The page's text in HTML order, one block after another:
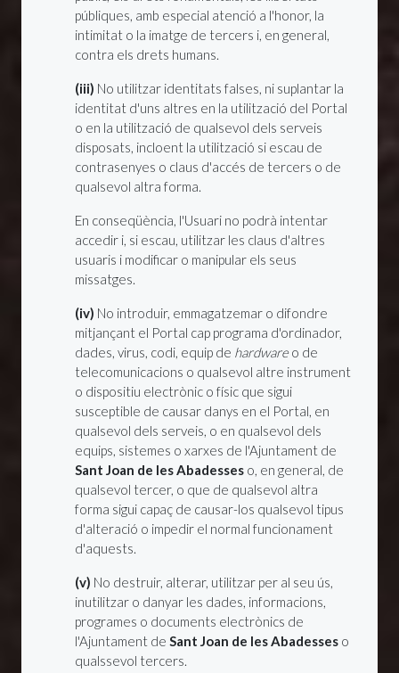
públiques, amb especial atenció a l'honor, la
intimitat o la imatge de tercers i, en general,
contra els drets humans.
(iii) No utilitzar identitats falses, ni suplantar la
identitat d'uns altres en la utilització del Portal
o en la utilització de qualsevol dels serveis
disposats, incloent la utilització si escau de
contrasenyes o claus d'accés de tercers o de
qualsevol altra forma.
En conseqüència, l'Usuari no podrà intentar
accedir i, si escau, utilitzar les claus d'altres
usuaris i modificar o manipular els seus
missatges.
(iv) No introduir, emmagatzemar o difondre
mitjançant el Portal cap programa d'ordinador,
dades, virus, codi, equip de hardwareo de
telecomunicacions o qualsevol altre instrument
o dispositiu electrònic o físic que sigui
susceptible de causar danys en el Portal, en
qualsevol dels serveis, o en qualsevol dels
equips, sistemes o xarxes de l'Ajuntament de
Sant Joan de les Abadesses o, en general, de
qualsevol tercer, o que de qualsevol altra
forma sigui capaç de causar-los qualsevol tipus
d'alteració o impedir el normal funcionament
d'aquests.
(v) No destruir, alterar, utilitzar per al seu ús,
inutilitzar o danyar les dades, informacions,
programes o documents electrònics de
l'Ajuntament de Sant Joan de les Abadesses o
qualssevol tercers.